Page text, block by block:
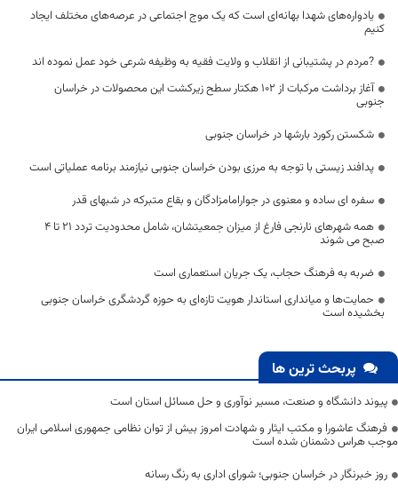
یادواره‌های شهدا بهانه‌ای‌ است که یک موج اجتماعی در عرصه‌های مختلف ایجاد
کنیم
?مردم در پشتیبانی از انقلاب و ولایت فقیه به وظیفه شرعی خود عمل نموده اند
آغاز برداشت مرکبات از ۱۰۲ هکتار سطح زیرکشت این محصولات در خراسان
جنوبی
شکستن رکورد بارشها در خراسان جنوبی
پدافند زیستی با توجه به مرزی بودن خراسان جنوبی نیازمند برنامه عملیاتی است
سفره ای ساده و معنوی در جوارامامزادگان و بقاع متبرکه در شبهای قدر
همه شهرهای نارنجی فارغ از میزان جمعیتشان، شامل محدودیت تردد 21 تا 4
صبح می شوند
ضربه به فرهنگ حجاب، یک جریان استعماری است
حمایت‌ها و میانداری استاندار هویت تازه‌ای به حوزه گردشگری خراسان جنوبی
بخشیده است
پربحث ترین ها
پیوند دانشگاه و صنعت، مسیر نوآوری و حل مسائل استان است
فرهنگ عاشورا و مکتب ایثار و شهادت امروز بیش از توان نظامی جمهوری اسلامی ایران
موجب هراس دشمنان شده است
روز خبرنگار در خراسان جنوبی؛ شورای اداری به رنگ رسانه